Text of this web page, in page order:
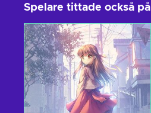
Spelare tittade också på